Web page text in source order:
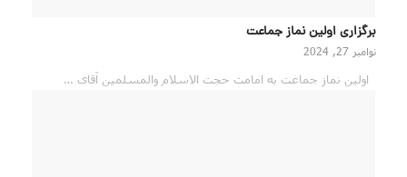
برگزاری اولین نماز جماعت
نوامبر 27, 2024
اولین نماز جماعت به امامت حجت الاسلام والمسلمین آقای …